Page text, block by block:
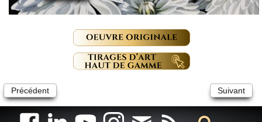
Précédent Suivant